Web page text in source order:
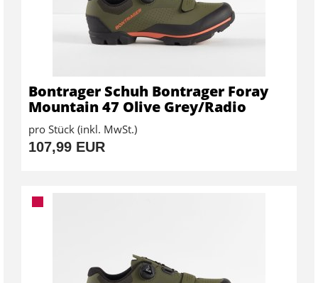
Bontrager Schuh Bontrager Foray
Mountain 47 Olive Grey/Radio
pro Stück (inkl. MwSt.)
107,99 EUR